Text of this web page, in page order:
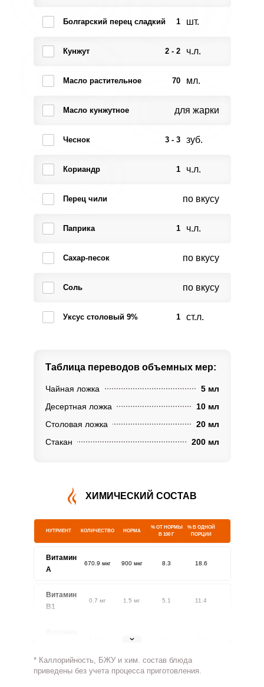
Болгарский перец сладкий 1 шт.
Кунжут 2 - 2 ч.л.
Масло растительное 70 мл.
Масло кунжутное для жарки
Чеснок 3 - 3 зуб.
Кориандр 1 ч.л.
Перец чили по вкусу
Паприка 1 ч.л.
Сахар-песок по вкусу
Соль по вкусу
Уксус столовый 9% 1 ст.л.
Таблица переводов объемных мер:
Чайная ложка
5 мл
Десертная ложка
10 мл
Столовая ложка
20 мл
Стакан
200 мл
ХИМИЧЕСКИЙ СОСТАВ
НУТРИЕНТ КОЛИЧЕСТВО НОРМА
% ОТ НОРМЫ
В 100 Г
% В ОДНОЙ
ПОРЦИИ
Витамин
A
670.9 мкг 900 мкг 8.3 18.6
Витамин
В1
0.7 мг 1.5 мг 5.1 11.4
1.8 мг
Витамин
22 мг 500 мг 0.5 1.1
* Каллорийность, БЖУ и хим. состав блюда
приведены без учета процесса приготовления.